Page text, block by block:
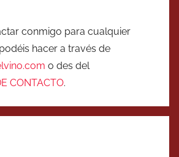
conmigo para cualquier
hacer a través de
o des del
CONTACTO.